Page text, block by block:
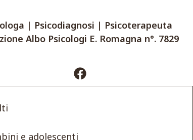
| Psicodiagnosi | Psicoterapeuta
Albo Psicologi E. Romagna n°. 7829
e adolescenti